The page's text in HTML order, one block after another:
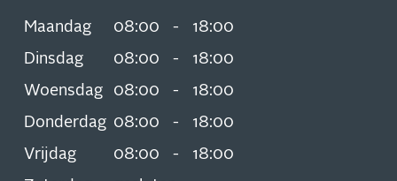
Maandag 08:00 -
18:00
Dinsdag
08:00 -
18:00
Woensdag
08:00 -
18:00
Donderdag 08:00 -
18:00
Vrijdag
08:00 -
18:00